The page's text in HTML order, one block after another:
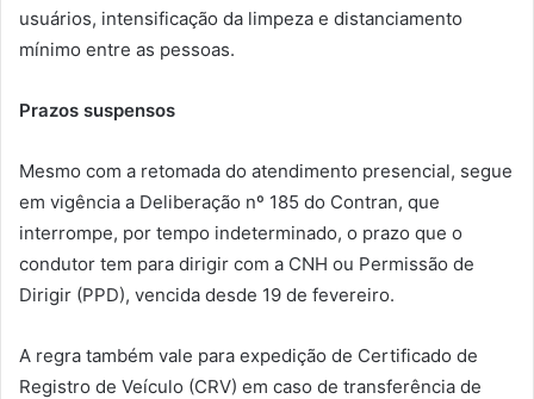
usuários, intensificação da limpeza e distanciamento
mínimo entre as pessoas.
Prazos suspensos
Mesmo com a retomada do atendimento presencial, segue
em vigência a Deliberação nº 185 do Contran, que
interrompe, por tempo indeterminado, o prazo que o
condutor tem para dirigir com a CNH ou Permissão de
Dirigir (PPD), vencida desde 19 de fevereiro.
A regra também vale para expedição de Certificado de
Registro de Veículo (CRV) em caso de transferência de